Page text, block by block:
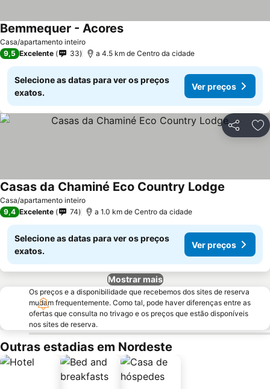
Casa/apartamento inteiro
Bemmequer - AcoresVer preços
9,5 Excelente 33 a 4.5 km de Centro da cidade
Selecione as datas para ver os preços
exatos.
Ver preços
Partilhar
Casa/apartamento inteiro
Casas da Chaminé Eco Country Lodge
9,4 Excelente 74 a 1.0 km de Centro da cidade
Selecione as datas para ver os preços
exatos.
Ver preços
Mostrar mais
Os preços e a disponibilidade que recebemos dos sites de reserva
mudam frequentemente. Como tal, pode haver diferenças entre as
ofertas que consulta no trivago e os preços que estão disponíveis
nos sites de reserva.
Outras estadias em Nordeste